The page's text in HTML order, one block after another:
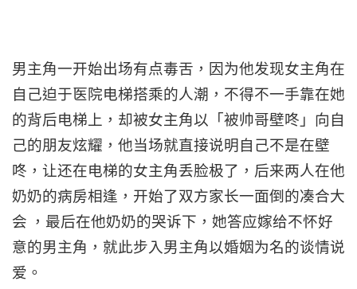
男主角一开始出场有点毒舌，因为他发现女主角在
自己迫于医院电梯搭乘的人潮，不得不一手靠在她
的背后电梯上，却被女主角以「被帅哥壁咚」向自
己的朋友炫耀，他当场就直接说明自己不是在壁
咚，让还在电梯的女主角丢脸极了，后来两人在他
奶奶的病房相逢，开始了双方家长一面倒的凑合大
会 ，最后在他奶奶的哭诉下，她答应嫁给不怀好
意的男主角，就此步入男主角以婚姻为名的谈情说
爱。